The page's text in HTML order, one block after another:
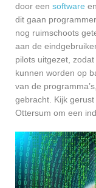
door een software
dit gaan
nog ruimschoots
aan de
pilots uitgezet,
kunnen worden op
van de
gebracht. Kijk
Ottersum om een